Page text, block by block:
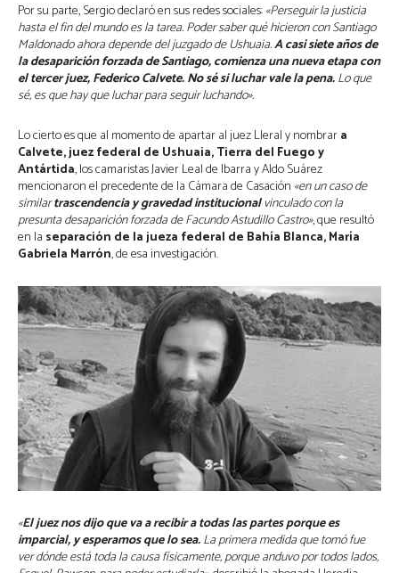
Por su parte, Sergio declaró en sus redes sociales:«Perseguir la justicia
hasta el fin del mundo es la tarea. Poder saber qué hicieron con Santiago
Maldonado ahora depende del juzgado de Ushuaia.A casi siete años de
la desaparición forzada de Santiago, comienza una nueva etapa con
el tercer juez, Federico Calvete. No sé si luchar vale la pena.Lo que
sé, es que hay que luchar para seguir luchando».
Lo cierto es que al momento de apartar al juez Lleral y nombrara
Calvete, juez federal de Ushuaia, Tierra del Fuego y
Antártida, los camaristas Javier Leal de Ibarra y Aldo Suárez
mencionaron el precedente de la Cámara de Casación «en un caso de
similartrascendencia y gravedad institucionalvinculado con la
presunta desaparición forzada de Facundo Astudillo Castro», que resultó
en la separación de la jueza federal de Bahía Blanca, María
Gabriela Marrón, de esa investigación.
«El juez nos dijo que va a recibir a todas las partes porque es
imparcial, y esperamos que lo sea.La primera medida que tomó fue
ver dónde está toda la causa físicamente, porque anduvo por todos lados,